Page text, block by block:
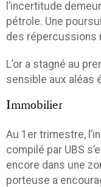
l’incertitude
pétrole. Une
des répercussions
L’or a stagné au
sensible aux aléas
Immobilier
Au 1er trimestre,
compilé par UBS
encore dans une
porteuse a